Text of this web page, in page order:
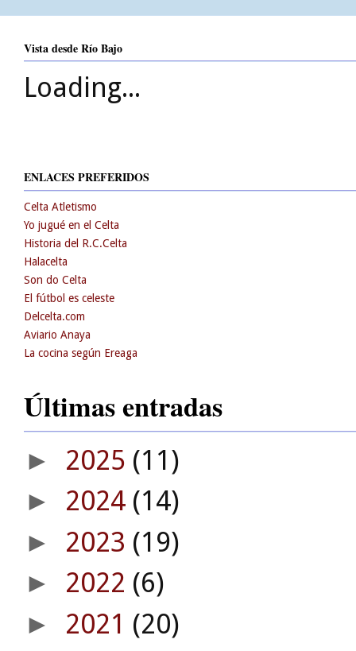
Vista desde Río Bajo
Loading...
ENLACES PREFERIDOS
Celta Atletismo
Yo jugué en el Celta
Historia del R.C.Celta
Halacelta
Son do Celta
El fútbol es celeste
Delcelta.com
Aviario Anaya
La cocina según Ereaga
Últimas entradas
► 2025 (11)
► 2024 (14)
► 2023 (19)
► 2022 (6)
► 2021 (20)